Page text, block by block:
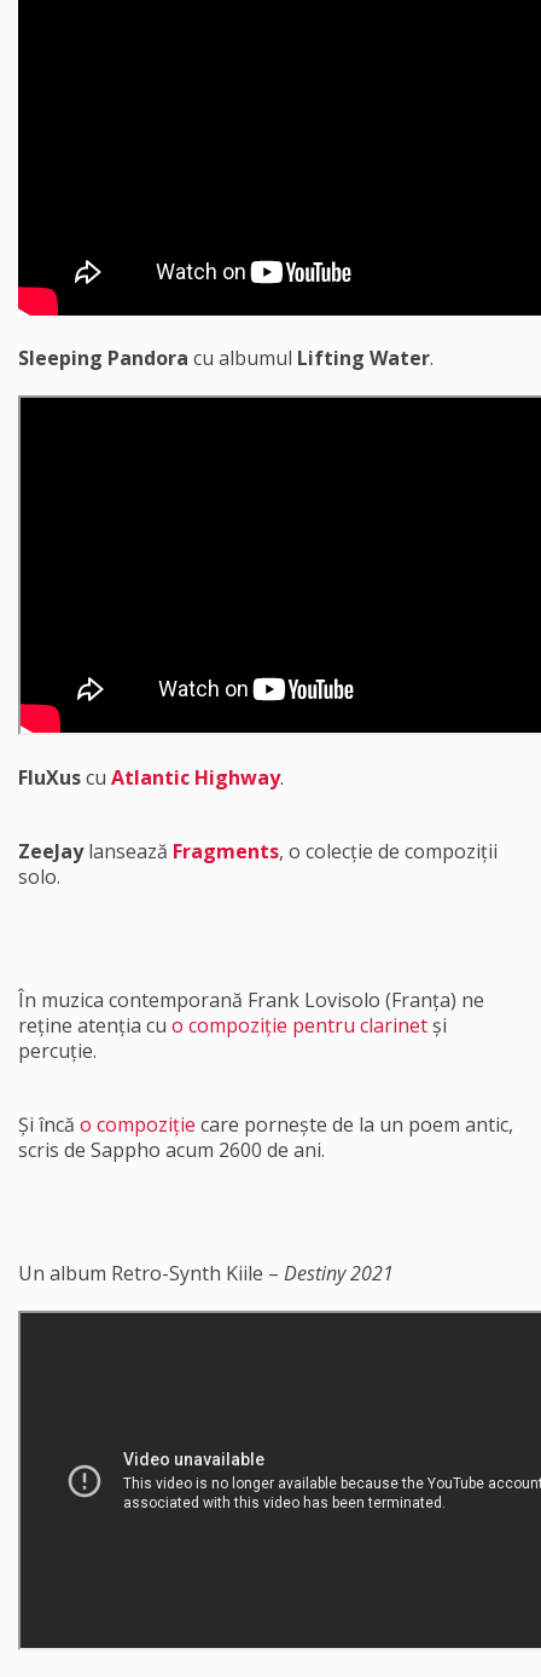
Sleeping Pandora cu albumul Lifting Water.
FluXuscu Atlantic Highway.
ZeeJaylansează Fragments, o colecție de compoziții
solo.
În muzica contemporană Frank Lovisolo (Franța) ne
reține atenția cu o compoziție pentru clarinetși
percuție.
Și încă o compoziție care pornește de la un poem antic,
scris de Sappho acum 2600 de ani.
Un album Retro-Synth Kiile – Destiny 2021